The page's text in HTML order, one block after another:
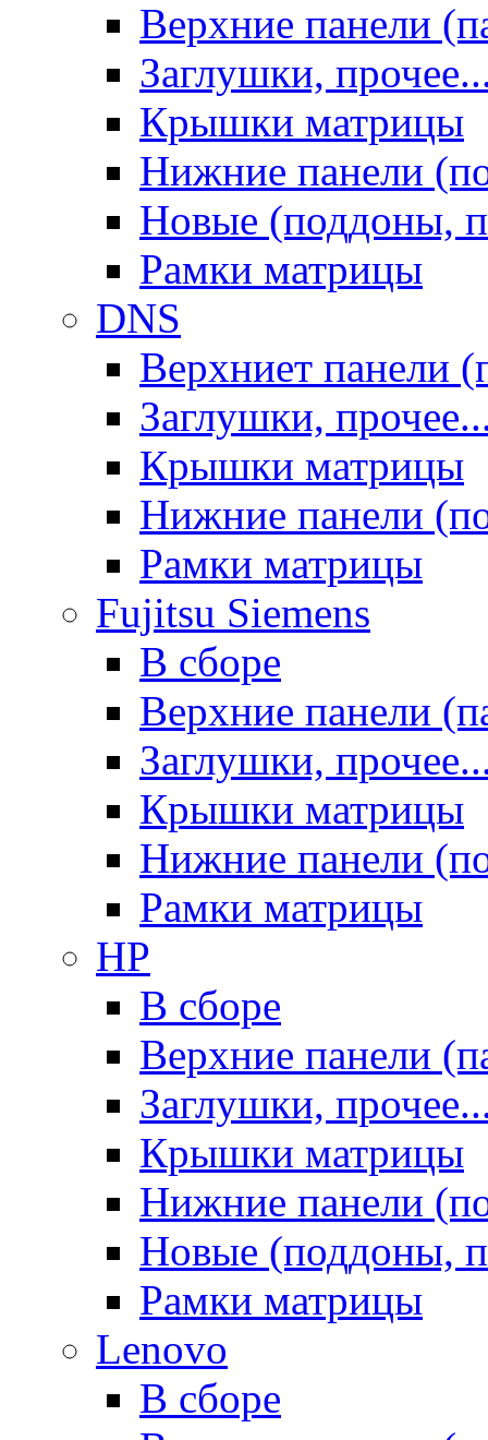
Верхние панели
Заглушки,
Крышки матрицы
Нижние панели
Новые (поддоны,
Рамки матрицы
DNS
Верхниет панели
Заглушки,
Крышки матрицы
Нижние панели
Рамки матрицы
Fujitsu Siemens
В сборе
Верхние панели
Заглушки,
Крышки матрицы
Нижние панели
Рамки матрицы
HP
В сборе
Верхние панели
Заглушки,
Крышки матрицы
Нижние панели
Новые (поддоны,
Рамки матрицы
Lenovo
В сборе